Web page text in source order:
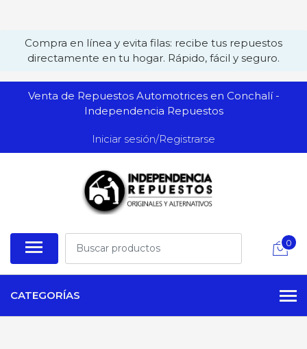
Compra en línea y evita filas: recibe tus repuestos
directamente en tu hogar. Rápido, fácil y seguro.
Venta de Repuestos Automotrices en Conchalí -
Independencia Repuestos
Iniciar sesión/Registrarse
0
CATEGORÍAS